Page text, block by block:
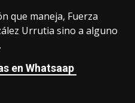
que maneja, Fuerza
Urrutia sino a alguno
en Whatsaap